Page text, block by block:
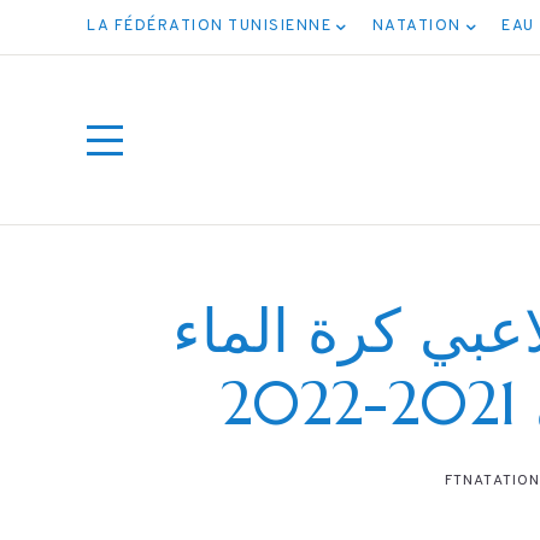
LA FÉDÉRATION TUNISIENNE NATATION EAU
كرة الماء
FTNATATION